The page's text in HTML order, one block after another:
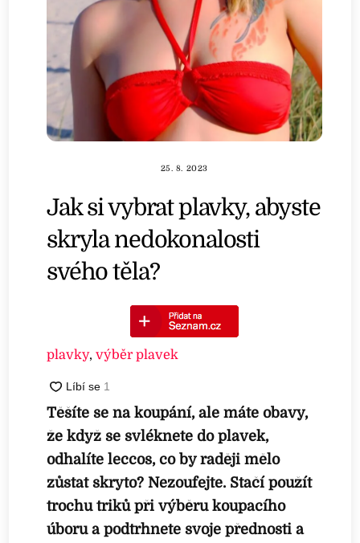
25. 8. 2023
Jak si vybrat plavky, abyste
skryla nedokonalosti
svého těla?
plavky,výběr plavek
Těšíte se na koupání, ale máte obavy,
že když se svléknete do plavek,
odhalíte leccos, co by raději mělo
zůstat skryto? Nezoufejte. Stačí použít
trochu triků při výběru koupacího
úboru a podtrhnete svoje přednosti a